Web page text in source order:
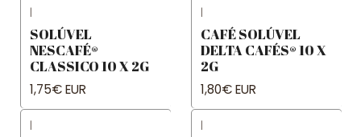
|
SOLÚVEL
NESCAFÉ®
CLASSICO 10 X 2G
1,75€ EUR
|
CAFÉ SOLÚVEL
DELTA CAFÉS® 10 X
2G
1,80€ EUR
| |